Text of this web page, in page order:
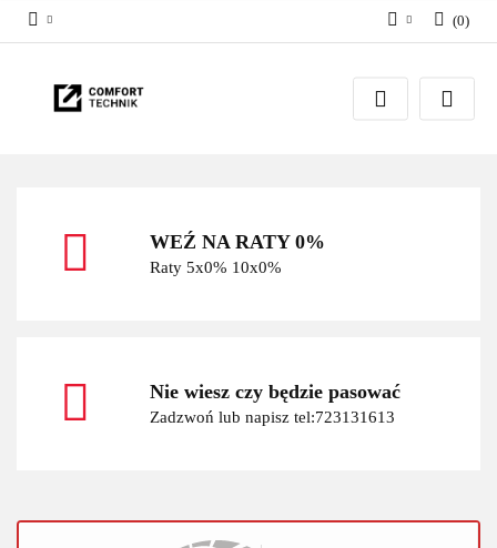
Zaloguj się
Zarejestruj się
(0)
WEŹ NA RATY 0%
Raty 5x0% 10x0%
Nie wiesz czy będzie pasować
Zadzwoń lub napisz tel:723131613